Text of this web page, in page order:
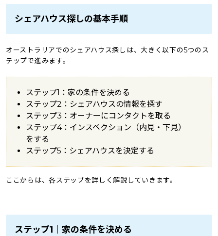
シェアハウス探しの基本手順
オーストラリアでのシェアハウス探しは、大きく以下の5つのス
テップで進みます。
ステップ1：家の条件を決める
ステップ2：シェアハウスの情報を探す
ステップ3：オーナーにコンタクトを取る
ステップ4：インスペクション（内見・下見）
をする
ステップ5：シェアハウスを決定する
ここからは、各ステップを詳しく解説していきます。
ステップ1｜家の条件を決める